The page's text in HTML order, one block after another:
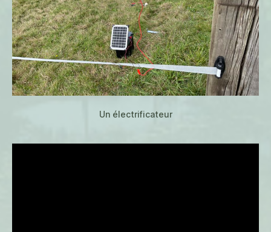
Un électrificateur